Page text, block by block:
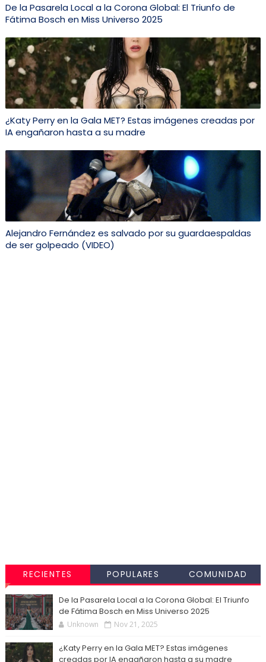
De la Pasarela Local a la Corona Global: El Triunfo de
Fátima Bosch en Miss Universo 2025
¿Katy Perry en la Gala MET? Estas imágenes creadas por
IA engañaron hasta a su madre
Alejandro Fernández es salvado por su guardaespaldas
de ser golpeado (VIDEO)
RECIENTES POPULARES COMUNIDAD
De la Pasarela Local a la Corona Global: El Triunfo
de Fátima Bosch en Miss Universo 2025
Unknown Nov 21, 2025
¿Katy Perry en la Gala MET? Estas imágenes
creadas por IA engañaron hasta a su madre